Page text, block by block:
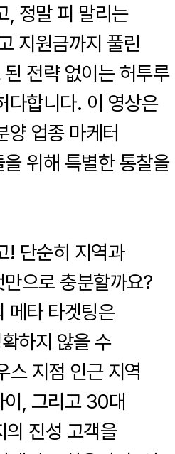
, 정말 피 말리는
지원금까지 풀린
전략 없이는 허투루
다합니다. 이 영상은
양 업종 마케터
위해 특별한 통찰을
! 단순히 지역과
으로 충분할까요?
메타 타겟팅은
하지 않을 수
스 지점 인근 지역
이, 그리고 30대
진성 고객을